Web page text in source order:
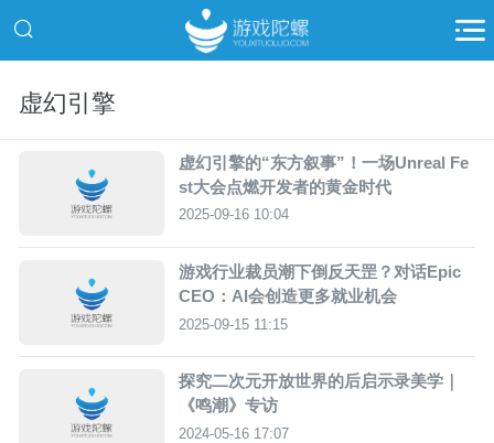
虚幻引擎
虚幻引擎的“东方叙事”！一场Unreal Fe
st大会点燃开发者的黄金时代
2025-09-16 10:04
游戏行业裁员潮下倒反天罡？对话Epic
CEO：AI会创造更多就业机会
2025-09-15 11:15
探究二次元开放世界的后启示录美学｜
《鸣潮》专访
2024-05-16 17:07